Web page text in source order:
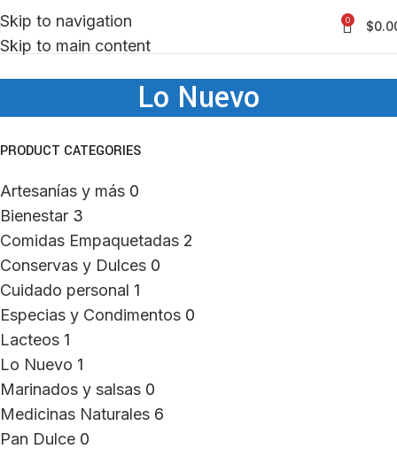
Skip to navigation
Skip to main content
0 $
Lo Nuevo
PRODUCT CATEGORIES
Artesanías y más 0
Bienestar 3
Comidas Empaquetadas 2
Conservas y Dulces 0
Cuidado personal 1
Especias y Condimentos 0
Lacteos 1
Lo Nuevo 1
Marinados y salsas 0
Medicinas Naturales 6
Pan Dulce 0